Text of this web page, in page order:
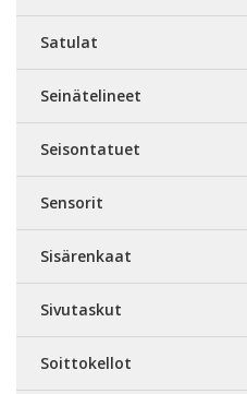
Satulat
Seinätelineet
Seisontatuet
Sensorit
Sisärenkaat
Sivutaskut
Soittokellot